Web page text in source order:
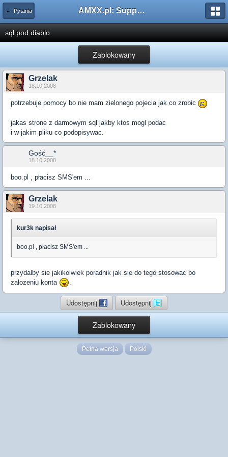
← Pytania AMXX.pl: Support AMX Mod X i SourceMod
sql pod diablo
Zablokowany
Grzelak
18.10.2008
potrzebuje pomocy bo nie mam zielonego pojecia jak co zrobic
jakas strone z darmowym sql jakby ktos mogl podac
i w jakim pliku co podopisywac.
Gość__*
18.10.2008
boo.pl , płacisz SMS'em ...
Grzelak
19.10.2008
kur3k napisał
boo.pl , płacisz SMS'em ...
przydalby sie jakikolwiek poradnik jak sie do tego stosowac bo
zalozeniu konta
Udostępnij Udostępnij
Zablokowany
Pełna wersja Polski